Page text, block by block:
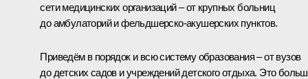
сети медицинских организаций – от крупных больниц
до амбулаторий и фельдшерско-акушерских пунктов.
Приведём в порядок и всю систему образования – от вузов
до детских садов и учреждений детского отдыха. Это